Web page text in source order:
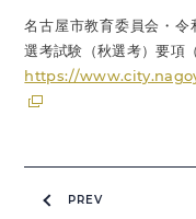
名古屋市教育委員会・
選考試験（秋選考）要項
https://
PREV